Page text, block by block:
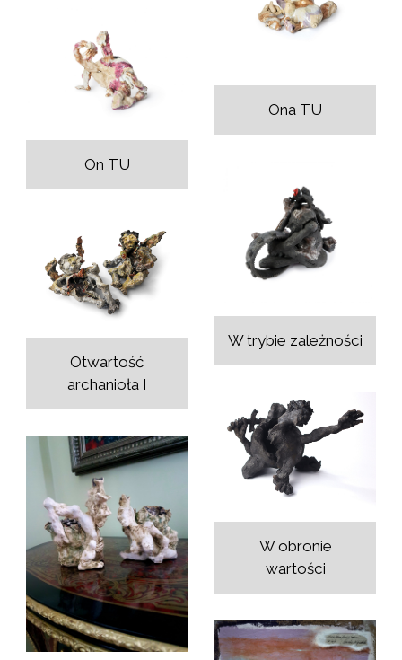
Ona TU
On TU
W trybie zależności
Otwartość
archanioła I
W obronie
wartości